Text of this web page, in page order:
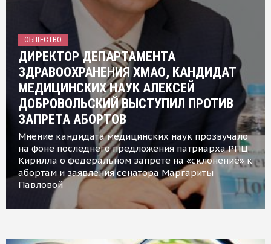
ОБЩЕСТВО
ДИРЕКТОР ДЕПАРТАМЕНТА
ЗДРАВООХРАНЕНИЯ ХМАО, КАНДИДАТ
МЕДИЦИНСКИХ НАУК АЛЕКСЕЙ
ДОБРОВОЛЬСКИЙ ВЫСТУПИЛ ПРОТИВ
ЗАПРЕТА АБОРТОВ
Мнение кандидата медицинских наук прозвучало
на фоне последнего предложения патриарха РПЦ
Кирилла о федеральном запрете на «склонение» к
абортам и заявления сенатора Маргариты
Павловой